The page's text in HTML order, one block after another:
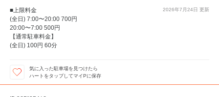
2026年7月24日 更新
■上限料金
(全日) 7:00〜20:00 700円
20:00〜7:00 500円
【通常駐車料金】
(全日) 100円 60分
気に入った駐車場を見つけたら
ハートをタップしてマイPに保存